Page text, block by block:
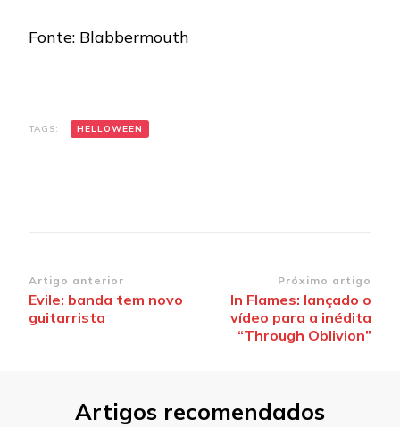
Fonte: Blabbermouth
TAGS: HELLOWEEN
Navegação
de
Artigo anterior
Evile: banda tem novo
guitarrista
Próximo artigo
In Flames: lançado o
vídeo para a inédita
“Through Oblivion”
Artigos recomendados